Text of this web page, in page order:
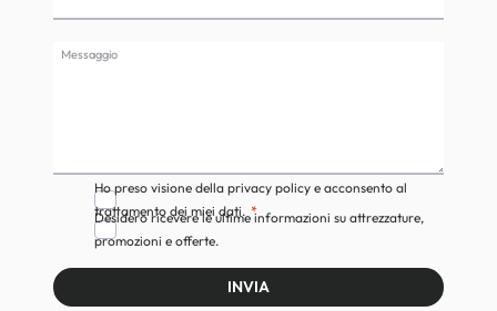
Messaggio
Ho preso visione della privacy policy e acconsento al
trattamento dei miei dati.
Desidero ricevere le ultime informazioni su attrezzature,
promozioni e offerte.
INVIA